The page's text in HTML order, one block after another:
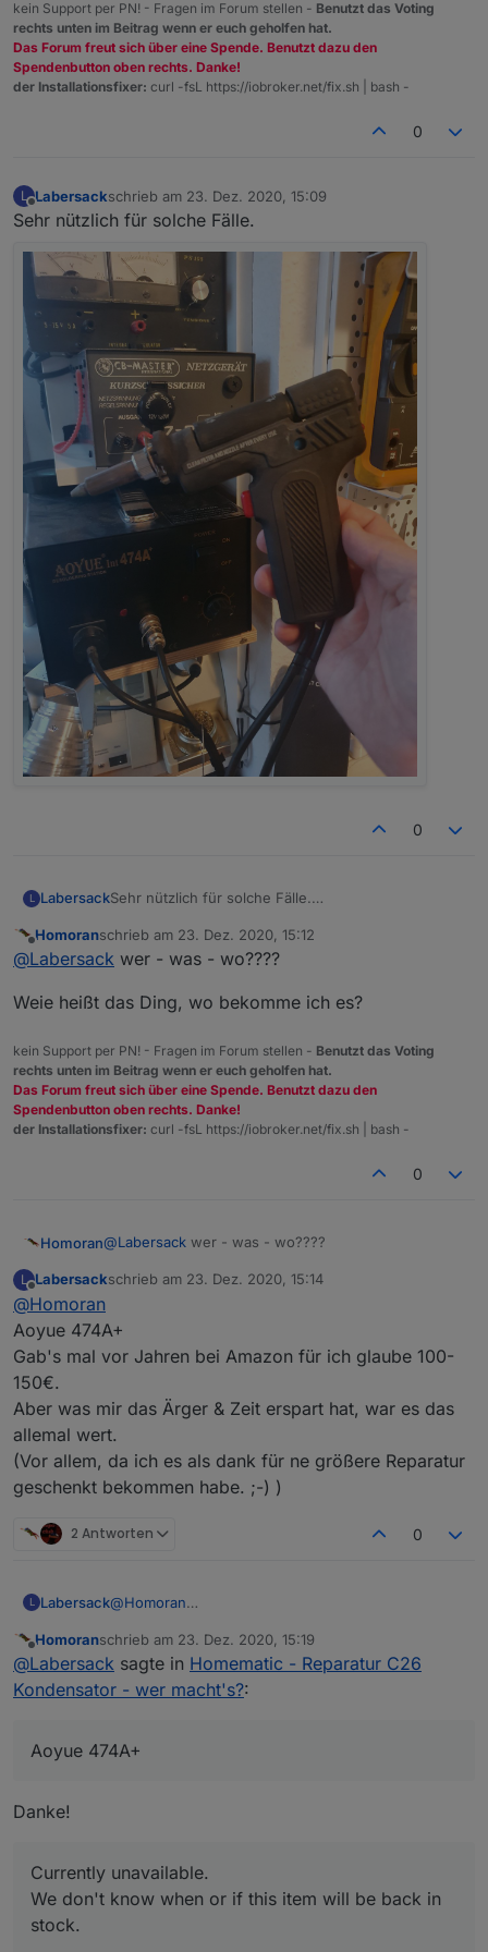
kein Support per PN! - Fragen im Forum stellen - Benutzt das Voting
rechts unten im Beitrag wenn er euch geholfen hat.
Das Forum freut sich über eine Spende. Benutzt dazu den
Spendenbutton oben rechts. Danke!
der Installationsfixer: curl -fsL https://iobroker.net/fix.sh | bash -
0
L
Offline
Labersackschrieb am 23. Dez. 2020, 15:09
zuletzt editiert von
Sehr nützlich für solche Fälle.
0
L LabersackSehr nützlich für solche Fälle.
Offline
Homoranschrieb am 23. Dez. 2020, 15:12
zuletzt editiert von
@Labersack wer - was - wo????
Weie heißt das Ding, wo bekomme ich es?
kein Support per PN! - Fragen im Forum stellen - Benutzt das Voting
rechts unten im Beitrag wenn er euch geholfen hat.
Das Forum freut sich über eine Spende. Benutzt dazu den
Spendenbutton oben rechts. Danke!
der Installationsfixer: curl -fsL https://iobroker.net/fix.sh | bash -
0
Homoran@Labersack wer - was - wo????
Weie heißt das Ding, wo bekomme ich es?
L
Offline
Labersackschrieb am 23. Dez. 2020, 15:14
zuletzt editiert von
@Homoran
Aoyue 474A+
Gab's mal vor Jahren bei Amazon für ich glaube 100-
150€.
Aber was mir das Ärger & Zeit erspart hat, war es das
allemal wert.
(Vor allem, da ich es als dank für ne größere Reparatur
geschenkt bekommen habe. ;-) )
2 Antworten 0
L Labersack@Homoran
Gab's mal vor Jahren bei Amazon für ich glaube
100-150€.
Aber was mir das Ärger & Zeit erspart hat, war es
Reparatur geschenkt bekommen habe. ;-) )
Offline
Homoranschrieb am 23. Dez. 2020, 15:19
zuletzt editiert von
@Labersack sagte in Homematic - Reparatur C26
Kondensator - wer macht's?:
Aoyue 474A+
Danke!
Currently unavailable.
We don't know when or if this item will be back in
stock.